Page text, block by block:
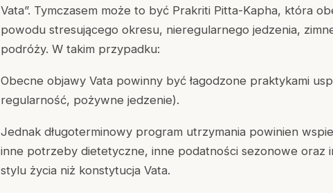
Vata”. Tymczasem może to być Prakriti Pitta-Kapha, która
powodu stresującego okresu, nieregularnego jedzenia,
podróży. W takim przypadku:
Obecne objawy Vata powinny być łagodzone praktykami
regularność, pożywne jedzenie).
Jednak długoterminowy program utrzymania powinien
inne potrzeby dietetyczne, inne podatności sezonowe oraz
stylu życia niż konstytucja Vata.